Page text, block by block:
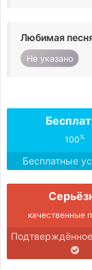
Любимая
Не указано
100%
Бесплатные
качественные